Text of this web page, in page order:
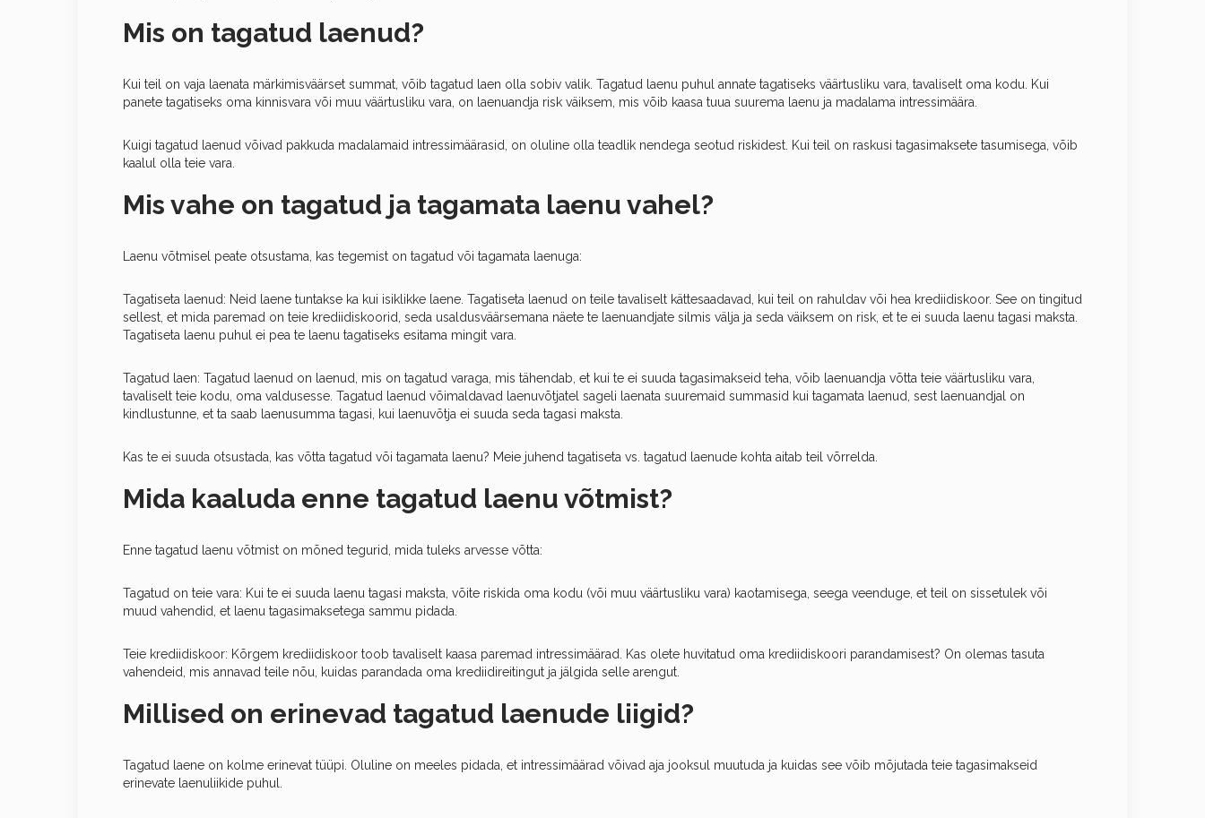
Mis on tagatud laenud?
Kui teil on vaja laenata märkimisväärset summat, võib tagatud laen olla sobiv valik. Tagatud laenu puhul annate tagatiseks väärtusliku vara, tavaliselt oma kodu. Kui
panete tagatiseks oma kinnisvara või muu väärtusliku vara, on laenuandja risk väiksem, mis võib kaasa tuua suurema laenu ja madalama intressimäära.
Kuigi tagatud laenud võivad pakkuda madalamaid intressimäärasid, on oluline olla teadlik nendega seotud riskidest. Kui teil on raskusi tagasimaksete tasumisega, võib
kaalul olla teie vara.
Mis vahe on tagatud ja tagamata laenu vahel?
Laenu võtmisel peate otsustama, kas tegemist on tagatud või tagamata laenuga:
Tagatiseta laenud: Neid laene tuntakse ka kui isiklikke laene. Tagatiseta laenud on teile tavaliselt kättesaadavad, kui teil on rahuldav või hea krediidiskoor. See on tingitud
sellest, et mida paremad on teie krediidiskoorid, seda usaldusväärsemana näete te laenuandjate silmis välja ja seda väiksem on risk, et te ei suuda laenu tagasi maksta.
Tagatiseta laenu puhul ei pea te laenu tagatiseks esitama mingit vara.
Tagatud laen: Tagatud laenud on laenud, mis on tagatud varaga, mis tähendab, et kui te ei suuda tagasimakseid teha, võib laenuandja võtta teie väärtusliku vara,
tavaliselt teie kodu, oma valdusesse. Tagatud laenud võimaldavad laenuvõtjatel sageli laenata suuremaid summasid kui tagamata laenud, sest laenuandjal on
kindlustunne, et ta saab laenusumma tagasi, kui laenuvõtja ei suuda seda tagasi maksta.
Kas te ei suuda otsustada, kas võtta tagatud või tagamata laenu? Meie juhend tagatiseta vs. tagatud laenude kohta aitab teil võrrelda.
Mida kaaluda enne tagatud laenu võtmist?
Enne tagatud laenu võtmist on mõned tegurid, mida tuleks arvesse võtta:
Tagatud on teie vara: Kui te ei suuda laenu tagasi maksta, võite riskida oma kodu (või muu väärtusliku vara) kaotamisega, seega veenduge, et teil on sissetulek või
muud vahendid, et laenu tagasimaksetega sammu pidada.
Teie krediidiskoor: Kõrgem krediidiskoor toob tavaliselt kaasa paremad intressimäärad. Kas olete huvitatud oma krediidiskoori parandamisest? On olemas tasuta
vahendeid, mis annavad teile nõu, kuidas parandada oma krediidireitingut ja jälgida selle arengut.
Millised on erinevad tagatud laenude liigid?
Tagatud laene on kolme erinevat tüüpi. Oluline on meeles pidada, et intressimäärad võivad aja jooksul muutuda ja kuidas see võib mõjutada teie tagasimakseid
erinevate laenuliikide puhul.